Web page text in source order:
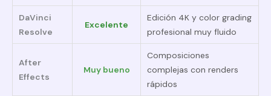
DaVinci
Resolve
Excelente
Edición 4K y color grading
profesional muy fluido
After
Effects
Muy bueno
Composiciones
complejas con renders
rápidos